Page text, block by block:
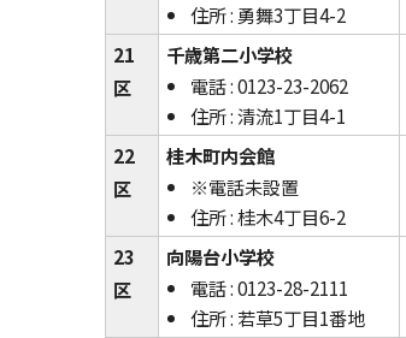
住所 : 勇舞3丁目4-2
21
区
千歳第二小学校
電話 : 0123-23-2062
住所 : 清流1丁目4-1
22
区
桂木町内会館
※電話未設置
住所 : 桂木4丁目6-2
23
区
向陽台小学校
電話 : 0123-28-2111
住所 : 若草5丁目1番地